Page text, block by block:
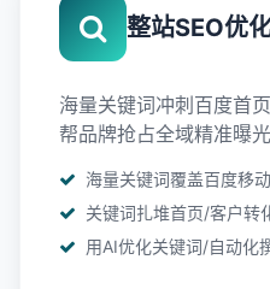
整站SEO优
海量关键词冲刺百度首
帮品牌抢占全域精准曝光
海量关键词覆盖百度移
关键词扎堆首页/客户转
用AI优化关键词/自动化